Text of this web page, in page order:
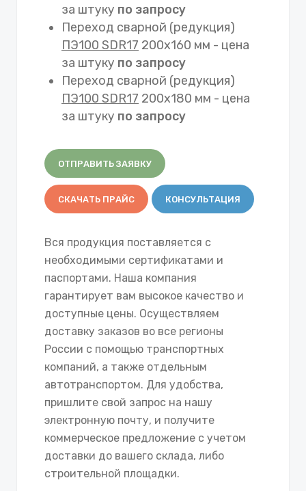
за штуку по запросу
Переход сварной (редукция)
ПЭ100 SDR17 200х160 мм - цена
за штуку по запросу
Переход сварной (редукция)
ПЭ100 SDR17 200х180 мм - цена
за штуку по запросу
ОТПРАВИТЬ ЗАЯВКУ
СКАЧАТЬ ПРАЙС КОНСУЛЬТАЦИЯ
Вся продукция поставляется с
необходимыми сертификатами и
паспортами. Наша компания
гарантирует вам высокое качество и
доступные цены. Осуществляем
доставку заказов во все регионы
России с помощью транспортных
компаний, а также отдельным
автотранспортом. Для удобства,
пришлите свой запрос на нашу
электронную почту, и получите
коммерческое предложение с учетом
доставки до вашего склада, либо
строительной площадки.